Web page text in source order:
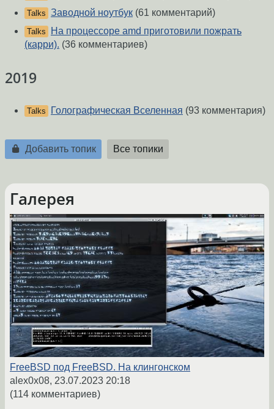
Talks Заводной ноутбук (61 комментарий)
Talks
На процессоре amd приготовили пожрать
(карри). (36 комментариев)
2019
Talks Голографическая Вселенная (93 комментария)
Добавить топик Все топики
Галерея
FreeBSD под FreeBSD. На клингонском
alex0x08, 23.07.2023 20:18
(114 комментариев)